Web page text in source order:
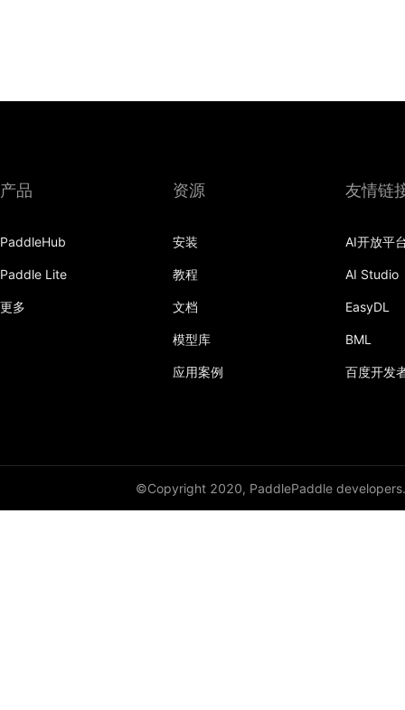
产品
PaddleHub
Paddle Lite
更多
资源
安装
教程
文档
模型库
应用案例
友情链
AI开放平
AI Studio
EasyDL
BML
百度开发
©Copyright 2020, PaddlePaddle developers.